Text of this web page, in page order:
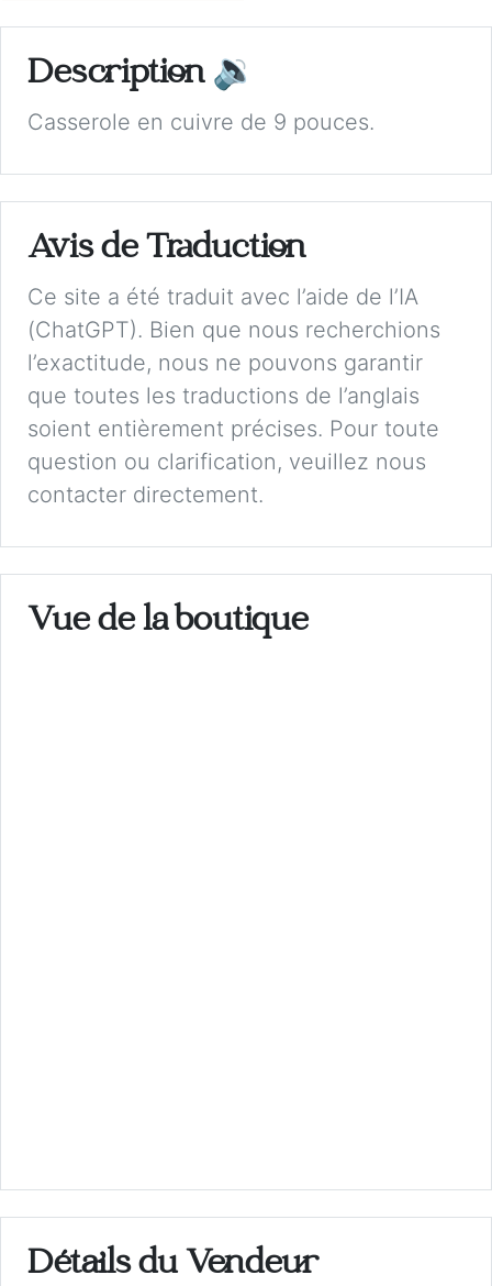
Description 🔉
Casserole en cuivre de 9 pouces.
Avis de Traduction
Ce site a été traduit avec l’aide de l’IA
(ChatGPT). Bien que nous recherchions
l’exactitude, nous ne pouvons garantir
que toutes les traductions de l’anglais
soient entièrement précises. Pour toute
question ou clarification, veuillez nous
contacter directement.
Vue de la boutique
Détails du Vendeur